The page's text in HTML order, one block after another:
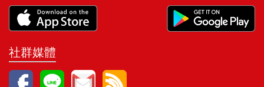
社群媒體